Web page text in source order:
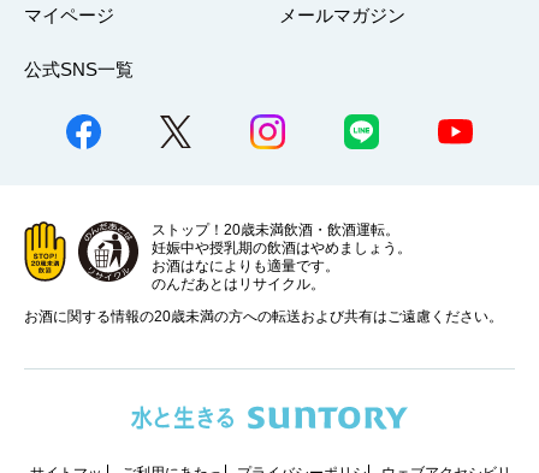
マイページ メールマガジン
公式SNS一覧
ストップ！20歳未満飲酒・飲酒運転。
妊娠中や授乳期の飲酒はやめましょう。
お酒はなによりも適量です。
のんだあとはリサイクル。
お酒に関する情報の20歳未満の方への転送および共有はご遠慮ください。